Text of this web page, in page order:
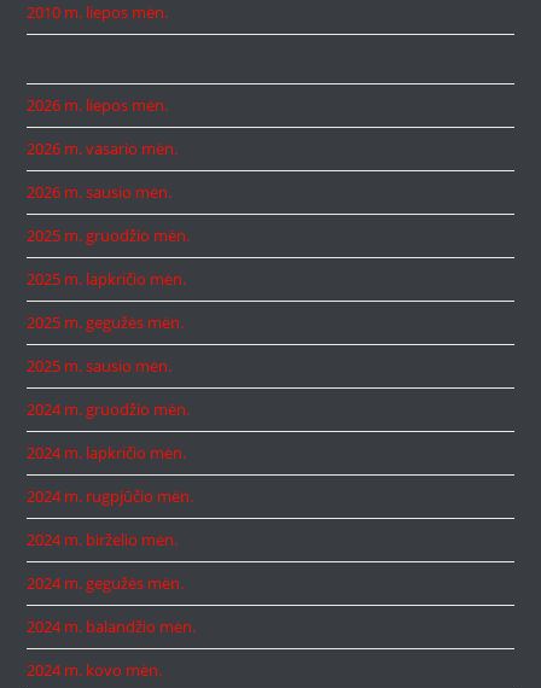
2010 m. liepos mėn.
2026 m. liepos mėn.
2026 m. vasario mėn.
2026 m. sausio mėn.
2025 m. gruodžio mėn.
2025 m. lapkričio mėn.
2025 m. gegužės mėn.
2025 m. sausio mėn.
2024 m. gruodžio mėn.
2024 m. lapkričio mėn.
2024 m. rugpjūčio mėn.
2024 m. birželio mėn.
2024 m. gegužės mėn.
2024 m. balandžio mėn.
2024 m. kovo mėn.